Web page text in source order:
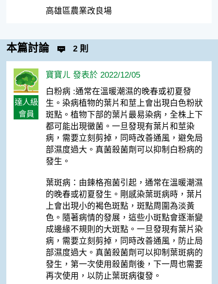
高雄區農業改良場
本篇討論 2 則
達人級
會員
寶寶ㄦ 發表於 2022/12/05
白粉病 :通常在溫暖潮濕的晚春或初夏發
生。染病植物的葉片和莖上會出現白色粉狀
斑點。植物下部的葉片最易染病，全株上下
都可能出現黴菌。一旦發現有葉片和莖染
病，需要立刻剪掉，同時改善通風，避免局
部濕度過大。真菌殺菌劑可以抑制白粉病的
發生。
葉斑病：由鍊格孢菌引起，通常在溫暖潮濕
的晚春或初夏發生。剛感染葉斑病時，葉片
上會出現小的褐色斑點，斑點周圍為淡黃
色。隨著病情的發展，這些小斑點會逐漸變
成邊緣不規則的大斑點。一旦發現有葉片染
病，需要立刻剪掉，同時改善通風，防止局
部濕度過大。真菌殺菌劑可以抑制葉斑病的
發生，第一次使用殺菌劑後，下一周也需要
再次使用，以防止葉斑病復發。